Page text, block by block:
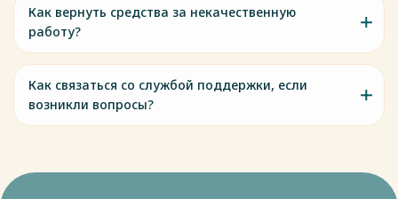
Как вернуть средства за некачественную
работу?
Как связаться со службой поддержки, если
возникли вопросы?